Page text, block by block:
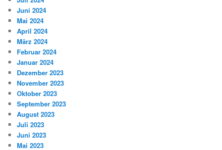
Juni 2024
Mai 2024
April 2024
März 2024
Februar 2024
Januar 2024
Dezember 2023
November 2023
Oktober 2023
September 2023
August 2023
Juli 2023
Juni 2023
Mai 2023